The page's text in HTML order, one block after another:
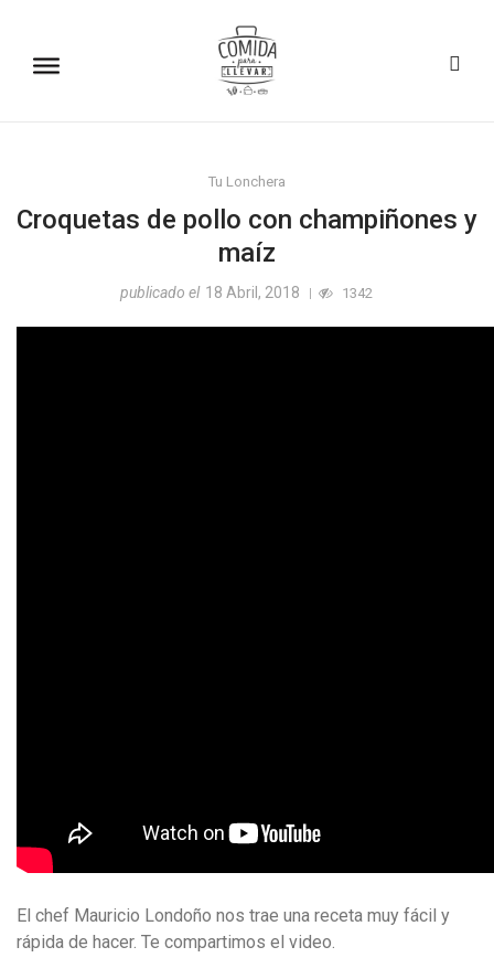
Tu Lonchera
Croquetas de pollo con champiñones y
maíz
publicado el 18 Abril, 2018 1342
El chef Mauricio Londoño nos trae una receta muy fácil y
rápida de hacer. Te compartimos el video.